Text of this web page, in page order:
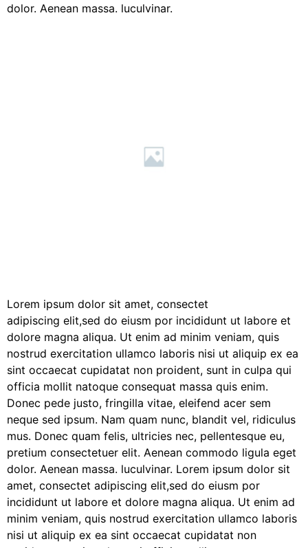
dolor. Aenean massa. luculvinar.
Lorem ipsum dolor sit amet, consectet
adipiscing elit,sed do eiusm por incididunt ut labore et
dolore magna aliqua. Ut enim ad minim veniam, quis
nostrud exercitation ullamco laboris nisi ut aliquip ex ea
sint occaecat cupidatat non proident, sunt in culpa qui
officia mollit natoque consequat massa quis enim.
Donec pede justo, fringilla vitae, eleifend acer sem
neque sed ipsum. Nam quam nunc, blandit vel, ridiculus
mus. Donec quam felis, ultricies nec, pellentesque eu,
pretium consectetuer elit. Aenean commodo ligula eget
dolor. Aenean massa. luculvinar. Lorem ipsum dolor sit
amet, consectet adipiscing elit,sed do eiusm por
incididunt ut labore et dolore magna aliqua. Ut enim ad
minim veniam, quis nostrud exercitation ullamco laboris
nisi ut aliquip ex ea sint occaecat cupidatat non